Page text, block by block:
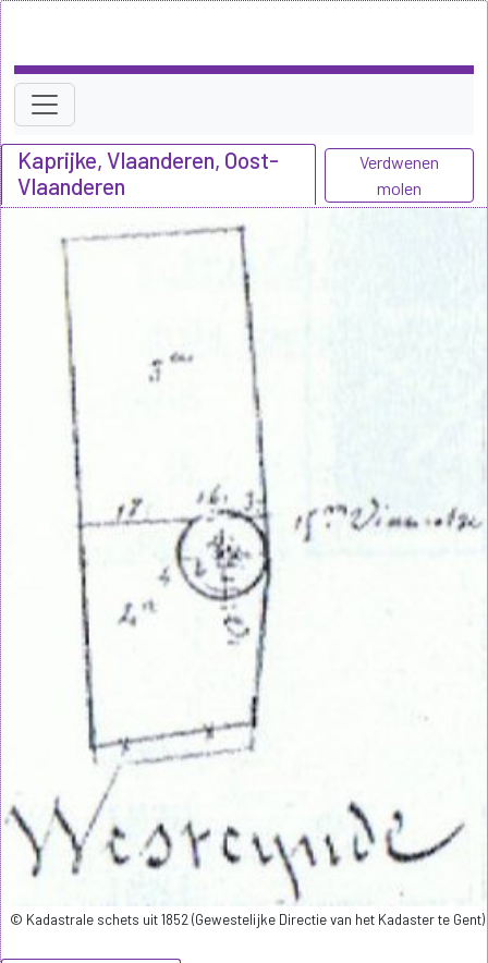
Kaprijke, Vlaanderen, Oost-
Vlaanderen
Verdwenen
molen
© Kadastrale schets uit 1852 (Gewestelijke Directie van het Kadaster te Gent)